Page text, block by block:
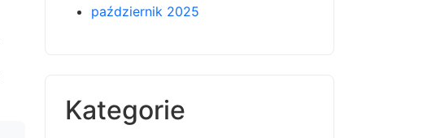
październik 2025
Kategorie